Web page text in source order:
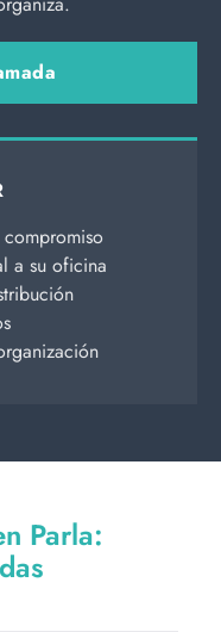
a su oficina
Parla: